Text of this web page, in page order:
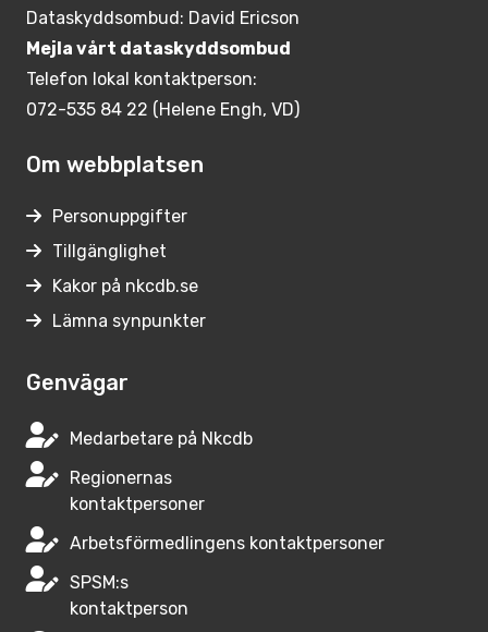
Dataskyddsombud: David Ericson
Mejla vårt dataskyddsombud
Telefon lokal kontaktperson:
072-535 84 22 (Helene Engh, VD)
Om webbplatsen
Personuppgifter
Tillgänglighet
Kakor på nkcdb.se
Lämna synpunkter
Genvägar
Medarbetare på Nkcdb
Regionernas
kontaktpersoner
Arbetsförmedlingens kontaktpersoner
SPSM:s
kontaktperson